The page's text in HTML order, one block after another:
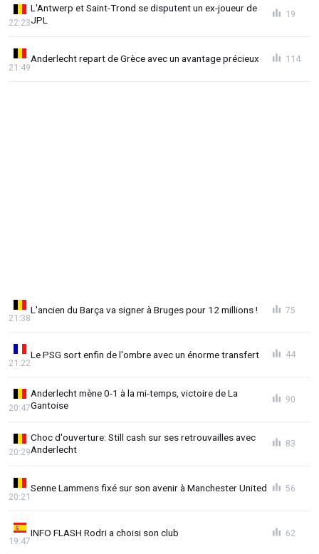
L'Antwerp et Saint-Trond se disputent un ex-joueur de
JPL
22:23
19
Anderlecht repart de Grèce avec un avantage précieux
21:49
114
L'ancien du Barça va signer à Bruges pour 12 millions !
21:38
75
Le PSG sort enfin de l'ombre avec un énorme transfert
21:22
44
Anderlecht mène 0-1 à la mi-temps, victoire de La
Gantoise
20:47
90
Choc d'ouverture: Still cash sur ses retrouvailles avec
Anderlecht
20:29
83
Senne Lammens fixé sur son avenir à Manchester United
20:21
56
INFO FLASH Rodri a choisi son club
19:47
62